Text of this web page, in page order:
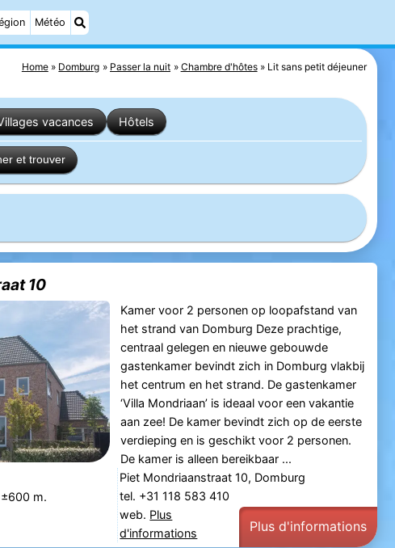
Météo
Home Domburg Passer la nuit Chambre d'hôtes Lit sans petit déjeuner
vacances Hôtels
et trouver
10
Kamer voor 2 personen op loopafstand van
het strand van Domburg Deze prachtige,
centraal gelegen en nieuwe gebouwde
gastenkamer bevindt zich in Domburg vlakbij
het centrum en het strand. De gastenkamer
‘Villa Mondriaan’ is ideaal voor een vakantie
aan zee! De kamer bevindt zich op de eerste
verdieping en is geschikt voor 2 personen.
De kamer is alleen bereikbaar ...
m.
Piet Mondriaanstraat 10, Domburg
tel. +31 118 583 410
web. Plus
d'informations
Plus d'informations